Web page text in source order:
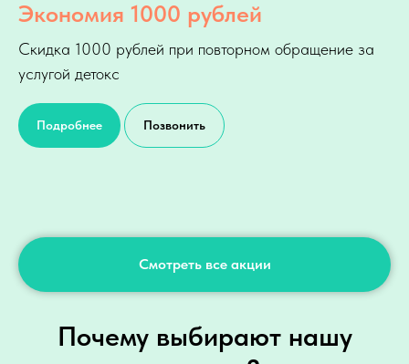
Экономия 1000 рублей
Скидка 1000 рублей при повторном обращение за
услугой детокс
Подробнее Позвонить
Смотреть все акции
Почему выбирают нашу